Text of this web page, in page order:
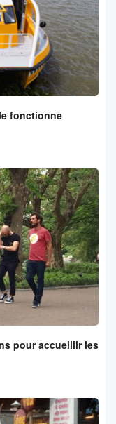
fonctionne
pour accueillir les